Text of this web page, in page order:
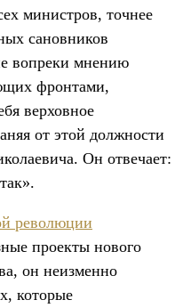
министров, точнее
сановников
вопреки мнению
фронтами,
верховное
от этой должности
Он отвечает:
революции
проекты нового
он неизменно
которые